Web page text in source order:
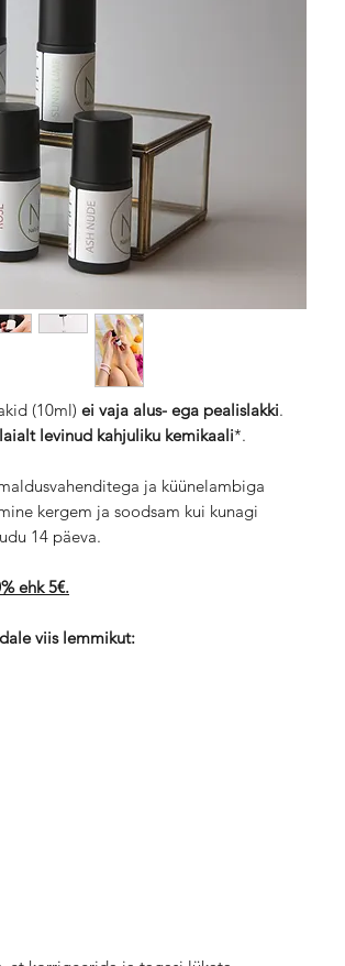
(10ml) ei vaja alus- ega pealislakki.
levinud kahjuliku kemikaali*.
ja küünelambiga
kergem ja soodsam kui kunagi
14 päeva.
ehk 5€.
viis lemmikut: